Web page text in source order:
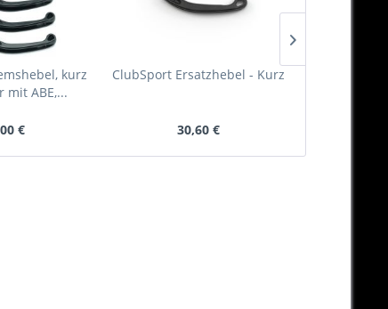
kurz
mit ABE,...
€
ClubSport Ersatzhebel - Kurz
30,60 €